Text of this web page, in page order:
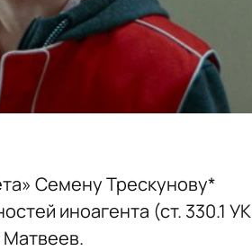
Семену Трескунову*
иноагента (ст. 330.1 УК